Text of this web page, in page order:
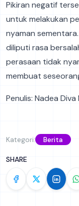
Pikiran negatif
untuk melakukan
nyaman
diliputi rasa
perasaan tidak
membuat
Penulis: Nadea
Kategori: Berita
SHARE